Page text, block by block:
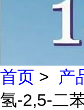
首页 > 产
氢-2,5-二